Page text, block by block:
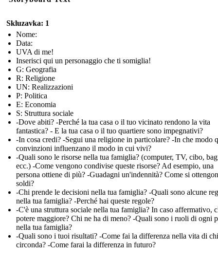
Skluzavka: 1
Nome:
Data:
UVA di me!
Inserisci qui un personaggio che ti somiglia!
G: Geografia
R: Religione
UN: Realizzazioni
P: Politica
E: Economia
S: Struttura sociale
-Dove abiti? -Perché la tua casa o il tuo vicinato rendono la vita
fantastica? - E la tua casa o il tuo quartiere sono impegnativi?
-In cosa credi? -Segui una religione in particolare? -In che modo
convinzioni influenzano il modo in cui vivi?
-Quali sono le risorse nella tua famiglia? (computer, TV, cibo,
ecc.) -Come vengono condivise queste risorse? Ad esempio, una
persona ottiene di più? -Guadagni un'indennità? Come si
soldi?
-Chi prende le decisioni nella tua famiglia? -Quali sono alcune
nella tua famiglia? -Perché hai queste regole?
-C'è una struttura sociale nella tua famiglia? In caso affermativo,
potere maggiore? Chi ne ha di meno? -Quali sono i ruoli di ogni
nella tua famiglia?
-Quali sono i tuoi risultati? -Come fai la differenza nella vita di
circonda? -Come farai la differenza in futuro?